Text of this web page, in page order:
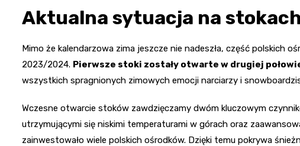
Aktualna sytuacja na
Mimo że kalendarzowa zima jeszcze nie nadeszła, część polskich
2023/2024. Pierwsze stoki zostały otwarte w drugiej
wszystkich spragnionych zimowych emocji narciarzy i
Wczesne otwarcie stoków zawdzięczamy dwóm kluczowym
utrzymującymi się niskimi temperaturami w górach oraz
zainwestowało wiele polskich ośrodków. Dzięki temu pokrywa